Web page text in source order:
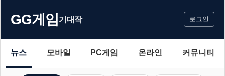
GG게임기대작 로그인
뉴스 모바일 PC게임 온라인 커뮤니티